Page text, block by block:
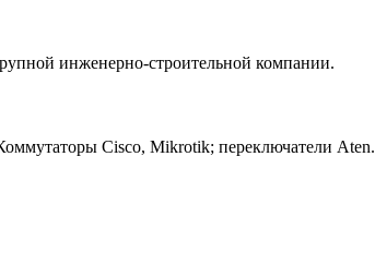
инженерно-строительной компании.
Cisco, Mikrotik; переключатели Aten.